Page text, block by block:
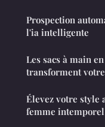
Prospection
l'ia intelligente
Les sacs à main
transforment
Élevez votre style
femme intemporel